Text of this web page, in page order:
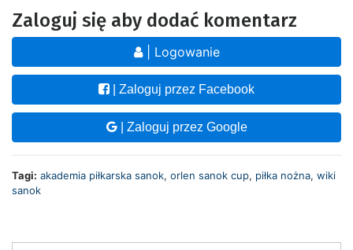
Zaloguj się aby dodać komentarz
| Logowanie
| Zaloguj przez Facebook
| Zaloguj przez Google
Tagi: akademia piłkarska sanok, orlen sanok cup, piłka nożna, wiki
sanok